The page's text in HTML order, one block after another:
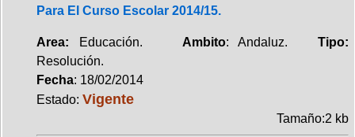
Para El Curso Escolar 2014/15.
Area: Educación. Ambito: Andaluz.Tipo:
Resolución.
Fecha: 18/02/2014
Estado: Vigente
Tamaño:2 kb